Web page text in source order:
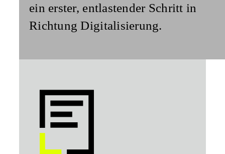
ein erster, entlastender Schritt in
Richtung Digitalisierung.